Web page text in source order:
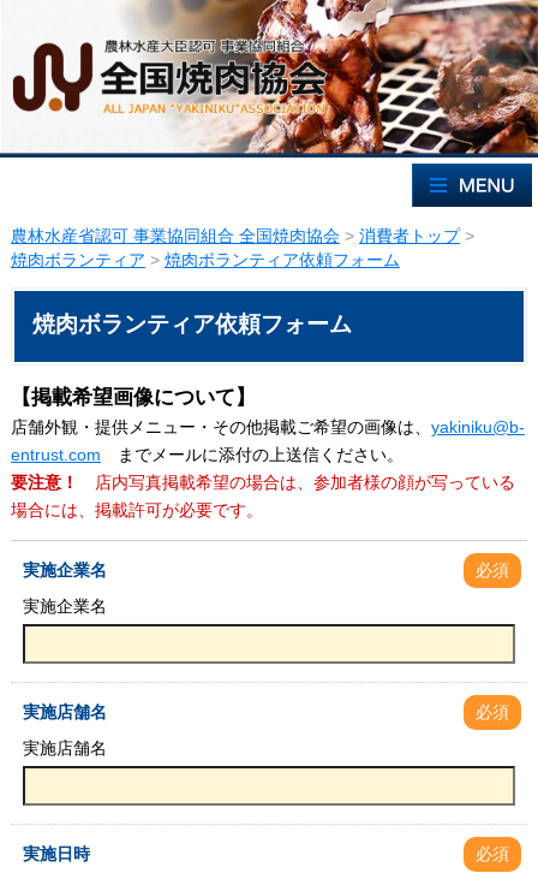
農林水産省認可 事業協同組合 全国焼肉協会 > 消費者トップ >
焼肉ボランティア > 焼肉ボランティア依頼フォーム
焼肉ボランティア依頼フォーム
【掲載希望画像について】
店舗外観・提供メニュー・その他掲載ご希望の画像は、 yakiniku@b-
entrust.com までメールに添付の上送信ください。
要注意！
店内写真掲載希望の場合は、参加者様の顔が写っている
場合には、掲載許可が必要です。
実施企業名
必須
実施企業名
実施店舗名
必須
実施店舗名
実施日時
必須